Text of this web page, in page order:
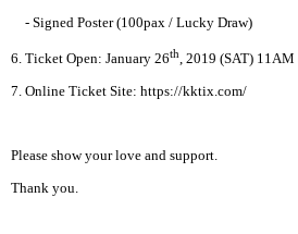
- Signed Poster (100pax / Lucky Draw)
6. Ticket Open: January 26th, 2019 (SAT)
7. Online Ticket Site: https://kktix.com/
Please show your love and support.
Thank you.